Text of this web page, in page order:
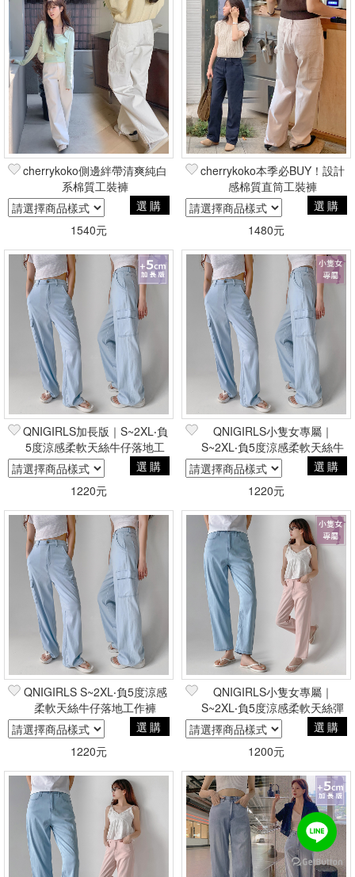
cherrykoko側邊絆帶清爽純白
系棉質工裝褲
選購
1540元
cherrykoko本季必BUY！設計
感棉質直筒工裝褲
選購
1480元
QNIGIRLS加長版｜S~2XL‧負
5度涼感柔軟天絲牛仔落地工
作褲
選購
1220元
QNIGIRLS小隻女專屬｜
S~2XL‧負5度涼感柔軟天絲牛
仔落地工作褲
選購
1220元
QNIGIRLS S~2XL‧負5度涼感
柔軟天絲牛仔落地工作褲
選購
1220元
QNIGIRLS小隻女專屬｜
S~2XL‧負5度涼感柔軟天絲彈
性牛仔男友褲
選購
1200元